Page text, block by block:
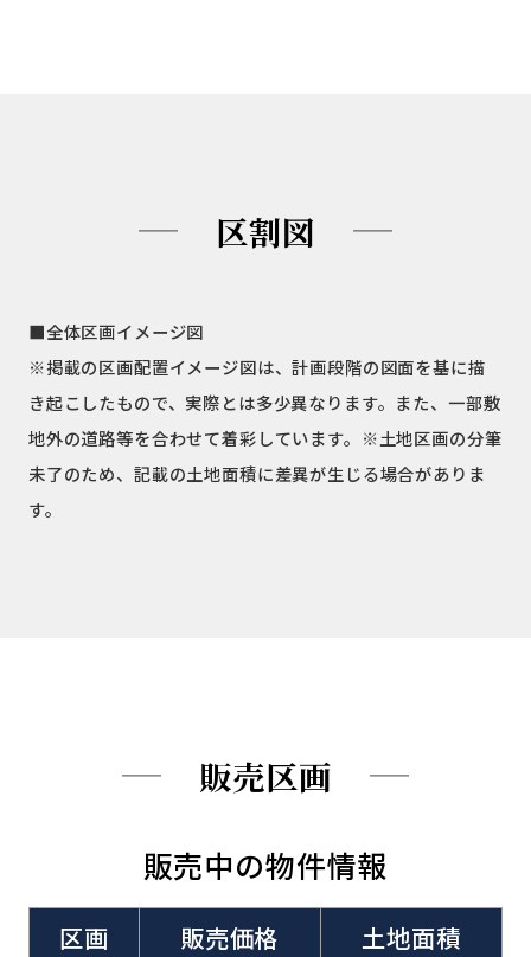
区割図
■全体区画イメージ図
※掲載の区画配置イメージ図は、計画段階の図面を基に描
き起こしたもので、実際とは多少異なります。また、一部敷
地外の道路等を合わせて着彩しています。※土地区画の分筆
未了のため、記載の土地面積に差異が生じる場合がありま
す。
販売区画
販売中の物件情報
区画 販売価格 土地面積